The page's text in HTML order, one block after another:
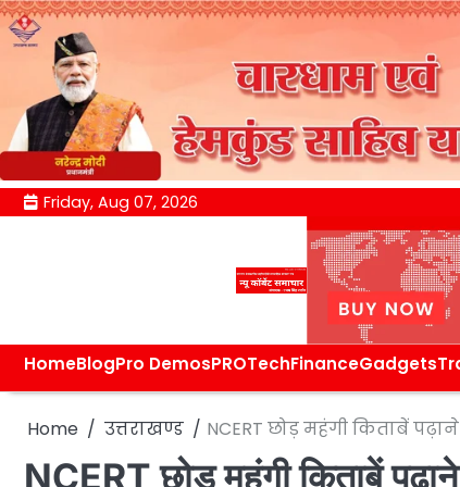
Skip Friday, Aug 07, 2026
HomeBlogPro DemosPROTechFinanceGadgets
Home उत्तराखण्ड NCERT छोड़ महंगी किताबें
NCERT छोड़ महंगी किताबें